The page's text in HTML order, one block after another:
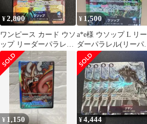
¥2,800
ワンピース カード ウソ
ップ リーダーパラレル
プロモ
¥ 1,500
a*e様 ウソップ L リー
ダーパラレル(リーパ
ラ) OP10-042
¥ 1,150 ¥4,444